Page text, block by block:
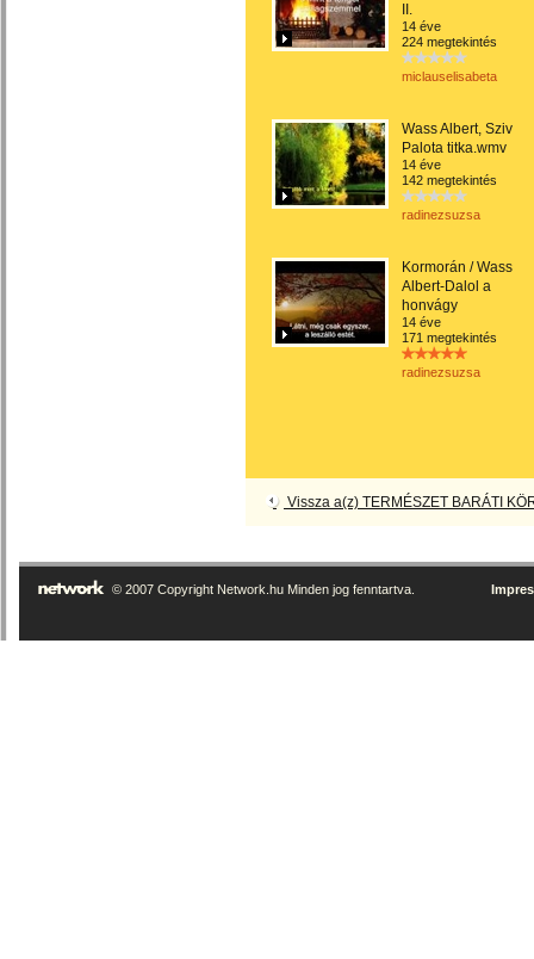
II.
14 éve
224 megtekintés
miclauselisabeta
Wass Albert, Sziv
Palota titka.wmv
14 éve
142 megtekintés
radinezsuzsa
Kormorán / Wass
Albert-Dalol a
honvágy
14 éve
171 megtekintés
radinezsuzsa
Vissza a(z) TERMÉSZET BARÁTI
© 2007 Copyright Network.hu Minden jog fenntartva.